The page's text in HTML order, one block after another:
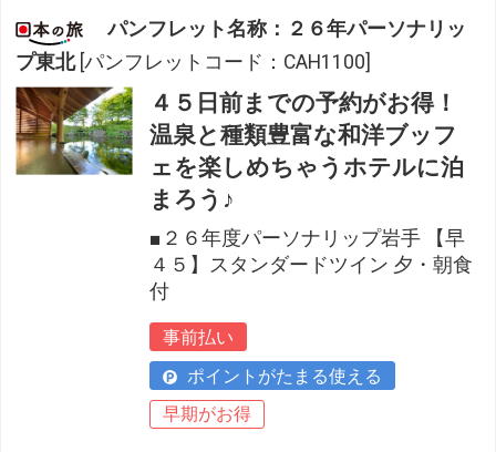
パンフレット名称：２６年パーソナリッ
プ東北 [パンフレットコード：CAH1100]
４５日前までの予約がお得！
温泉と種類豊富な和洋ブッフ
ェを楽しめちゃうホテルに泊
まろう♪
■２６年度パーソナリップ岩手 【早
４５】スタンダードツイン 夕・朝食
付
事前払い
ポイントがたまる使える
早期がお得